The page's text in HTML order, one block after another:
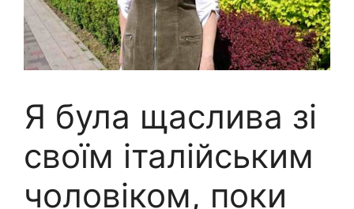
Я була щаслива зі
своїм італійським
чоловіком, поки